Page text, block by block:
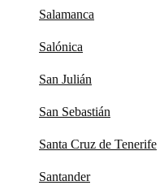
Salamanca
Salónica
San Julián
San Sebastián
Santa Cruz de Tenerife
Santander